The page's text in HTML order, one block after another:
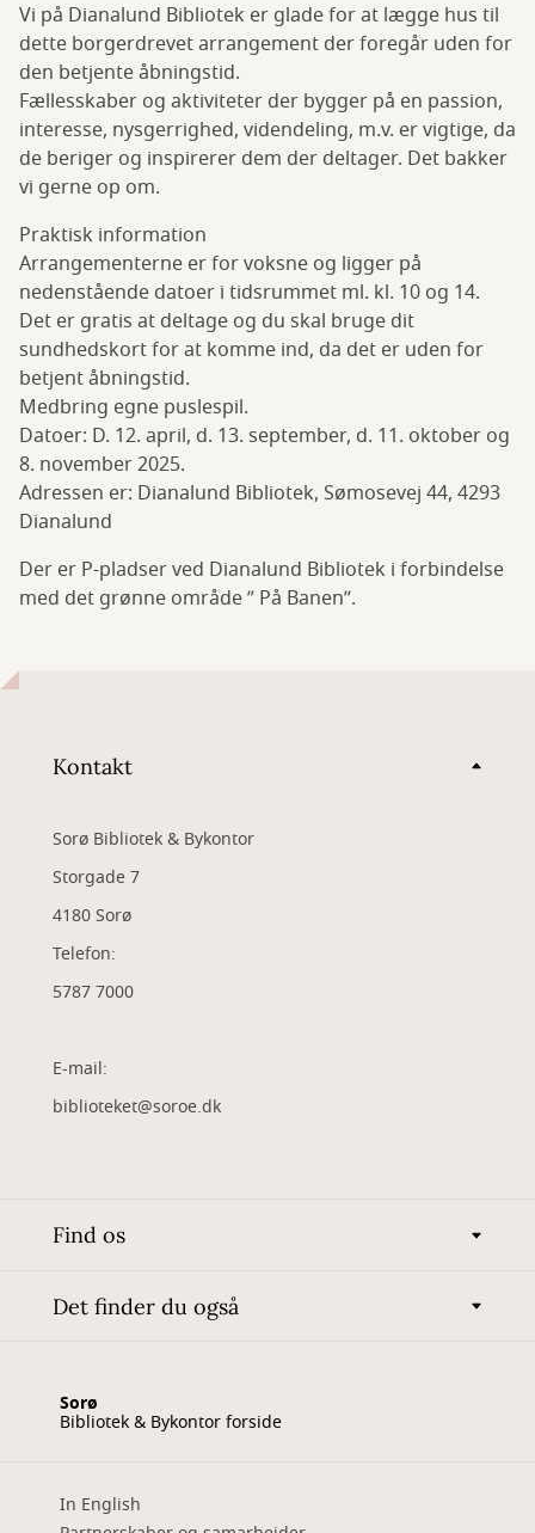
Vi på Dianalund Bibliotek er glade for at lægge hus til
dette borgerdrevet arrangement der foregår uden for
den betjente åbningstid.
Fællesskaber og aktiviteter der bygger på en passion,
interesse, nysgerrighed, videndeling, m.v. er vigtige, da
de beriger og inspirerer dem der deltager. Det bakker
vi gerne op om.
Praktisk information
Arrangementerne er for voksne og ligger på
nedenstående datoer i tidsrummet ml. kl. 10 og 14.
Det er gratis at deltage og du skal bruge dit
sundhedskort for at komme ind, da det er uden for
betjent åbningstid.
Medbring egne puslespil.
Datoer: D. 12. april, d. 13. september, d. 11. oktober og
8. november 2025.
Adressen er: Dianalund Bibliotek, Sømosevej 44, 4293
Dianalund
Der er P-pladser ved Dianalund Bibliotek i forbindelse
med det grønne område ” På Banen”.
Kontakt
Sorø Bibliotek & Bykontor
Storgade 7
4180 Sorø
Telefon:
5787 7000
E-mail:
biblioteket@soroe.dk
Find os
Det finder du også
Sorø
Bibliotek & Bykontor forside
In English